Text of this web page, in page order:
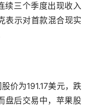
续三个季度出现收入
表示对首款混合现实
价为191.17美元，跌
盘后交易中，苹果股